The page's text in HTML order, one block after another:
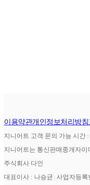
이용약관개인정보처리방침
지니어트 고객 문의 가능 시간
지니어트는 통신판매중개자
주식회사 다인
대표이사 : 나승균 사업자등록